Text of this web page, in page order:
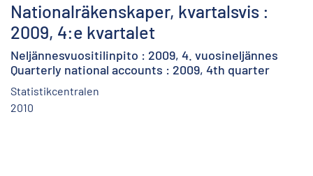
Nationalräkenskaper, kvartalsvis :
2009, 4:e kvartalet
Neljännesvuositilinpito : 2009, 4. vuosineljännes
Quarterly national accounts : 2009, 4th quarter
Statistikcentralen
2010